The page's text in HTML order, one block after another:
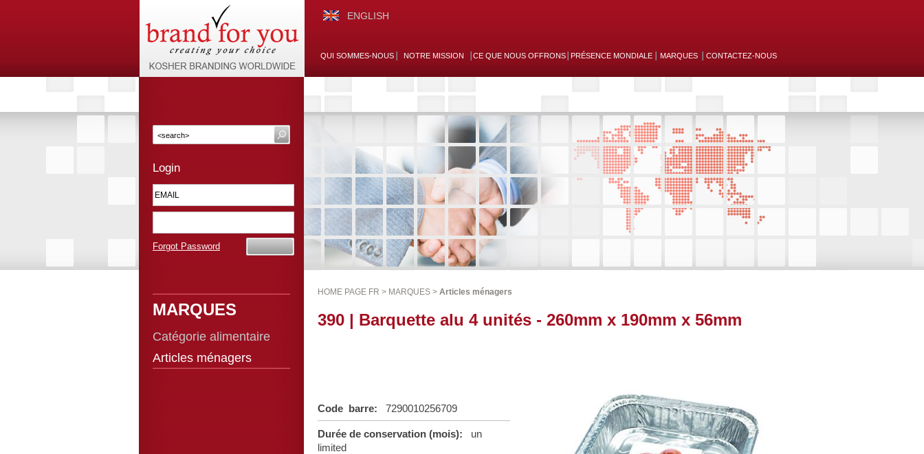
ENGLISH
QUI SOMMES-NOUS NOTRE MISSION CE QUE NOUS OFFRONS PRÉSENCE MONDIALE MARQUES CONTACTEZ-NOUS
Login
Forgot Password
MARQUES
Catégorie alimentaire
Articles ménagers
HOME PAGE FR > MARQUES > Articles ménagers
390 | Barquette alu 4 unités - 260mm x 190mm x 56mm
Code barre: 7290010256709
Durée de conservation (mois): un
limited